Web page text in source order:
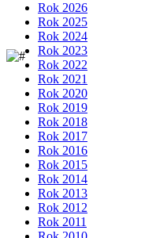
Rok 2026
Rok 2025
Rok 2024
Rok 2023
Rok 2022
Rok 2021
Rok 2020
Rok 2019
Rok 2018
Rok 2017
Rok 2016
Rok 2015
Rok 2014
Rok 2013
Rok 2012
Rok 2011